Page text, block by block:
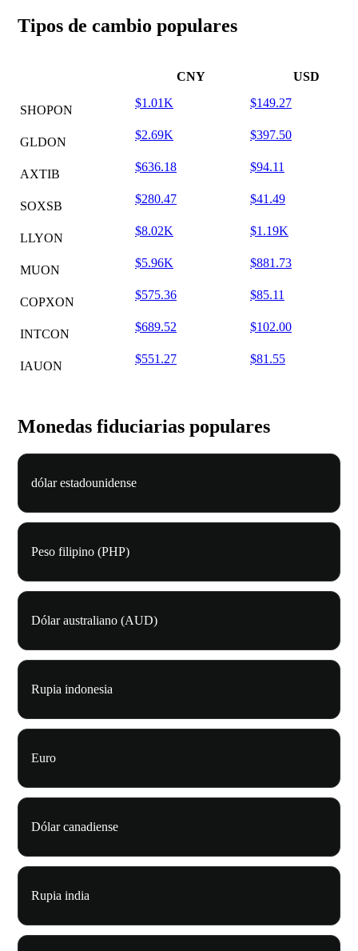
Tipos de cambio populares
CNY USD
SHOPON
$1.01K $149.27
GLDON
$2.69K $397.50
AXTIB
$636.18 $94.11
SOXSB
$280.47 $41.49
LLYON
$8.02K $1.19K
MUON
$5.96K $881.73
COPXON
$575.36 $85.11
INTCON
$689.52 $102.00
IAUON
$551.27 $81.55
Monedas fiduciarias populares
dólar estadounidense
Peso filipino (PHP)
Dólar australiano (AUD)
Rupia indonesia
Euro
Dólar canadiense
Rupia india